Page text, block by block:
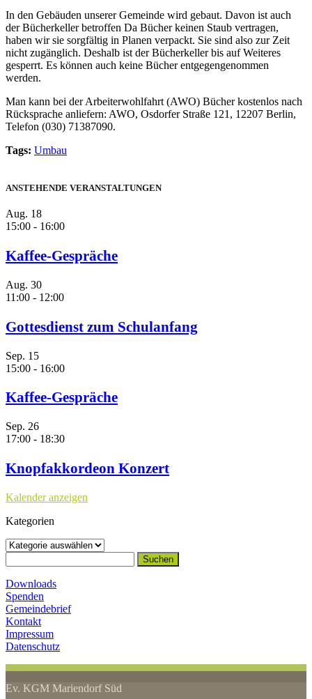
In den Gebäuden unserer Gemeinde wird gebaut. Davon ist auch
der Bücherkeller betroffen Da Bücher keinen Staub vertragen,
haben wir sie sorgfältig in Planen verpackt. Sie sind also zur Zeit
nicht zugänglich. Deshalb ist der Bücherkeller bis auf Weiteres
gesperrt. Es können auch keine Bücher entgegengenommen
werden.
Man kann bei der Arbeiterwohlfahrt (AWO) Bücher kostenlos nach
Rücksprache anliefern: AWO, Osdorfer Straße 121, 12207 Berlin,
Telefon (030) 71387090.
Tags: Umbau
ANSTEHENDE VERANSTALTUNGEN
Aug. 18
15:00 - 16:00
Kaffee-Gespräche
Aug. 30
11:00 - 12:00
Gottesdienst zum Schulanfang
Sep. 15
15:00 - 16:00
Kaffee-Gespräche
Sep. 26
17:00 - 18:30
Knopfakkordeon Konzert
Kalender anzeigen
Kategorien
Kategorien
nach:
Downloads
Spenden
Gemeindebrief
Kontakt
Impressum
Datenschutz
Ev. KGM Mariendorf Süd